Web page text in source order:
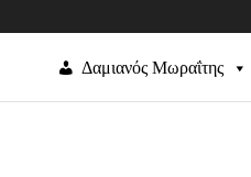
Δαμιανός Μωραΐτης